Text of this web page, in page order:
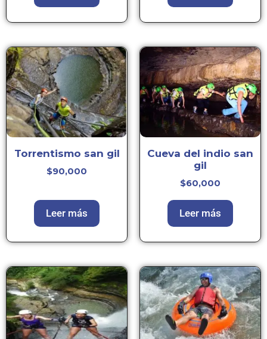
Torrentismo san gil
$90,000
Leer más
Cueva del indio san
gil
$60,000
Leer más